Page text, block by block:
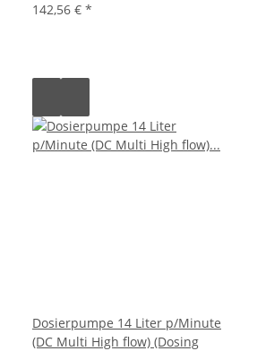
142,56 € *
Dosierpumpe 14 Liter p/Minute
(DC Multi High flow) (Dosing